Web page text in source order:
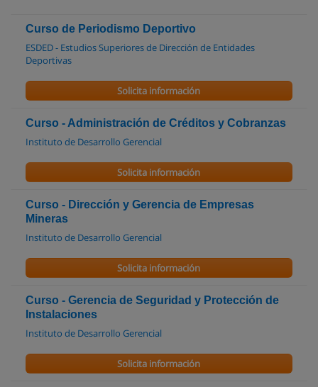
Curso de Periodismo Deportivo
ESDED - Estudios Superiores de Dirección de Entidades
Deportivas
Solicita información
Curso - Administración de Créditos y Cobranzas
Instituto de Desarrollo Gerencial
Solicita información
Curso - Dirección y Gerencia de Empresas
Mineras
Instituto de Desarrollo Gerencial
Solicita información
Curso - Gerencia de Seguridad y Protección de
Instalaciones
Instituto de Desarrollo Gerencial
Solicita información